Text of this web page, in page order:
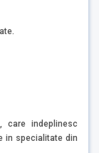
care indeplinesc
in specialitate din